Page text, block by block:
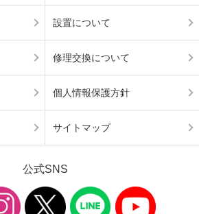
設置について
修理交換について
個人情報保護方針
サイトマップ
公式SNS